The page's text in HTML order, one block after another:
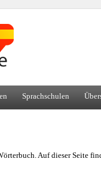
Sprachschulen
Auf dieser Seite